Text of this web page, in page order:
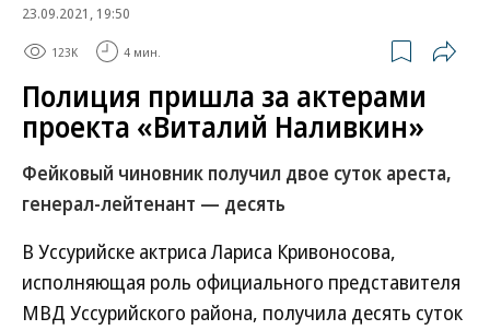
23.09.2021, 19:50
123K 4 мин.
Полиция пришла за актерами
проекта «Виталий Наливкин»
Фейковый чиновник получил двое суток ареста,
генерал-лейтенант — десять
В Уссурийске актриса Лариса Кривоносова,
исполняющая роль официального представителя
МВД Уссурийского района, получила десять суток